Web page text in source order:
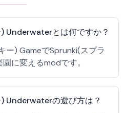
Underwaterとは何ですか？
ー) GameでSprunki(スプラ
に変えるmodです。
Underwaterの遊び方は？